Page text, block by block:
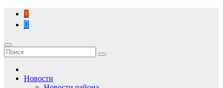
Перейти
содержимому
Новости